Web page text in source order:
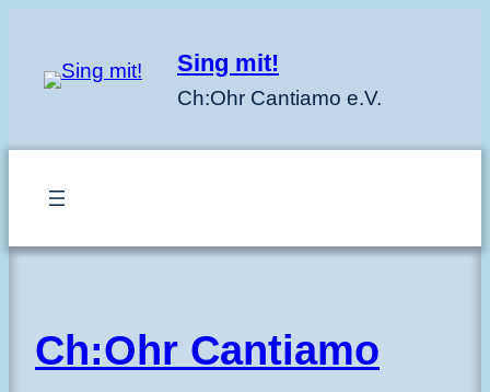
springen
Sing mit!
Ch:Ohr Cantiamo e.V.
Ch:Ohr Cantiamo